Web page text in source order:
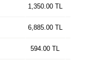
1,350.00 TL
6,885.00 TL
594.00 TL